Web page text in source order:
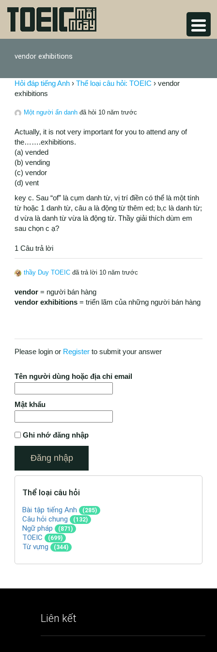
vendor exhibitions
Hỏi đáp tiếng Anh › Thể loại câu hỏi: TOEIC › vendor
exhibitions
Một người ẩn danh đã hỏi 10 năm trước
Actually, it is not very important for you to attend any of
the…….exhibitions.
(a) vended
(b) vending
(c) vendor
(d) vent
key c. Sau “of” là cụm danh từ, vị trí điền có thể là một tính
từ hoặc 1 danh từ, câu a là động từ thêm ed; b,c là danh từ;
d vừa là danh từ vừa là động từ. Thầy giải thích dùm em
sau chọn c ạ?
1 Câu trả lời
thầy Duy TOEIC đã trả lời 10 năm trước
vendor = người bán hàng
vendor exhibitions = triển lãm của những người bán hàng
Please login or Register to submit your answer
Tên người dùng hoặc địa chỉ email
Mật khẩu
Ghi nhớ đăng nhập
Thể loại câu hỏi
Bài tập tiếng Anh (285)
Câu hỏi chung (132)
Ngữ pháp (871)
TOEIC (699)
Từ vựng (344)
Liên kết